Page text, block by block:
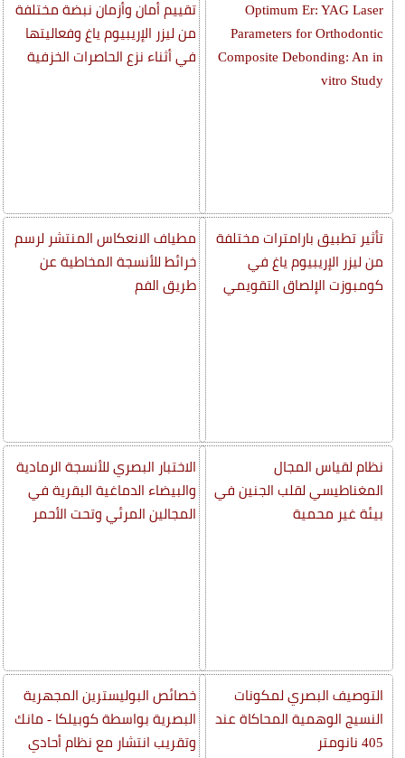
Optimum Er: YAG Laser
Parameters for Orthodontic
Composite Debonding: An in
vitro Study
تأثير تطبيق بارامترات مختلفة
من ليزر الإريبيوم ياغ في
كومبوزت الإلصاق التقويمي
نظام لقياس المجال
المغناطيسي لقلب الجنين في
بيئة غير محمية
التوصيف البصري لمكونات
النسيج الوهمية المحاكاة عند
405 نانومتر
تقييم أمان وأزمان نبضة مختلفة
من ليزر الإريبيوم ياغ وفعاليتها
في أثناء نزع الحاصرات الخزفية
مطياف الانعكاس المنتشر لرسم
خرائط للأنسجة المخاطية عن
طريق الفم
الاختبار البصري للأنسجة الرمادية
والبيضاء الدماغية البقرية في
المجالين المرئي وتحت الأحمر
خصائص البوليسترين المجهرية
البصرية بواسطة كوبيلكا - مانك
وتقريب انتشار مع نظام أحادي